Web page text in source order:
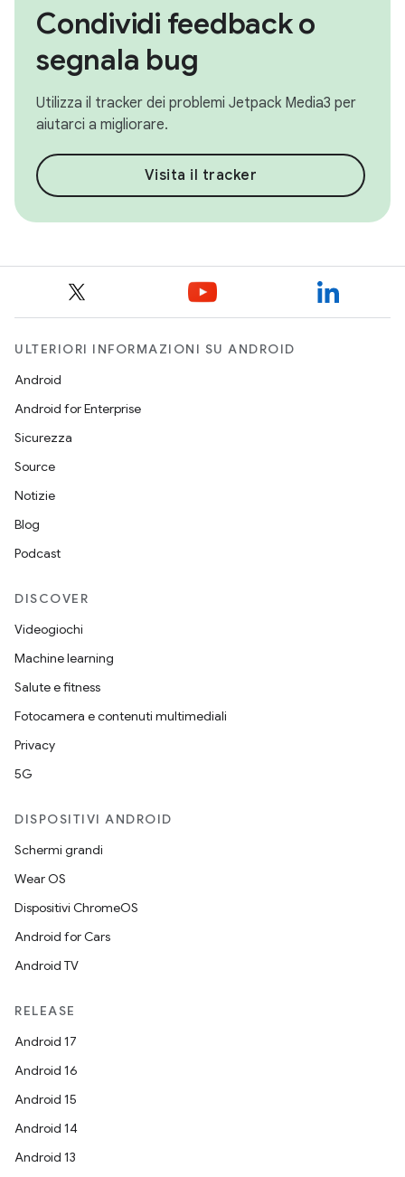
Condividi feedback o
segnala bug
Utilizza il tracker dei problemi Jetpack Media3 per
aiutarci a migliorare.
Visita il tracker
ULTERIORI INFORMAZIONI SU ANDROID
Android
Android for Enterprise
Sicurezza
Source
Notizie
Blog
Podcast
DISCOVER
Videogiochi
Machine learning
Salute e fitness
Fotocamera e contenuti multimediali
Privacy
5G
DISPOSITIVI ANDROID
Schermi grandi
Wear OS
Dispositivi ChromeOS
Android for Cars
Android TV
RELEASE
Android 17
Android 16
Android 15
Android 14
Android 13